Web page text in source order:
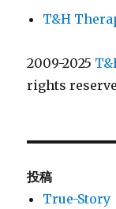
T&H
2009-2025
rights
投稿
True-Story